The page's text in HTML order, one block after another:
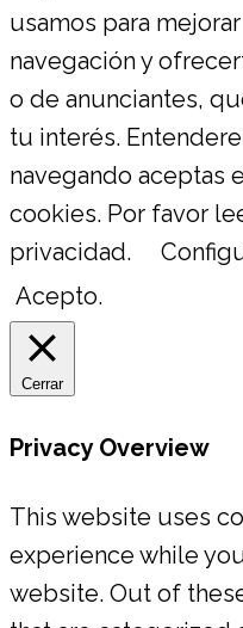
usamos para
navegación y
o de anunciantes,
tu interés.
navegando aceptas
cookies. Por favor
privacidad.
Acepto.
Cerrar
Privacy Overview
This website uses
experience while
website. Out of